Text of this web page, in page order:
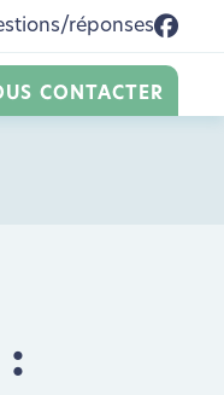
réponses
CONTACTER